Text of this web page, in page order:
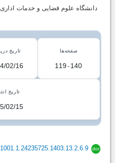
دانشگاه علوم قضایی و خدمات
صفحه‌ها
119- 140
تاریخ
02/16
تاریخ
02/15
dor